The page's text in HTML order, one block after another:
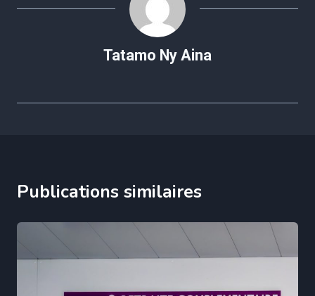
Tatamo Ny Aina
Publications similaires